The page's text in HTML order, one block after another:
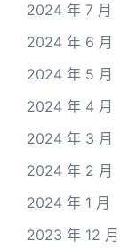
2024 年 7 月
2024 年 6 月
2024 年 5 月
2024 年 4 月
2024 年 3 月
2024 年 2 月
2024 年 1 月
2023 年 12 月